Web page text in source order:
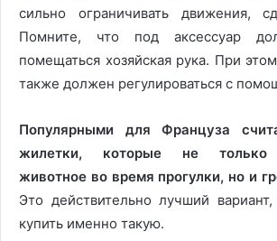
сильно ограничивать движения,
Помните, что под аксессуар
помещаться хозяйская рука. При
также должен регулироваться с
Популярными для Француза
жилетки, которые не только
животное во время прогулки, но и
Это действительно лучший
купить именно такую.